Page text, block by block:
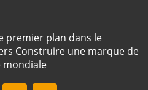
premier plan dans le
Construire une marque de
mondiale